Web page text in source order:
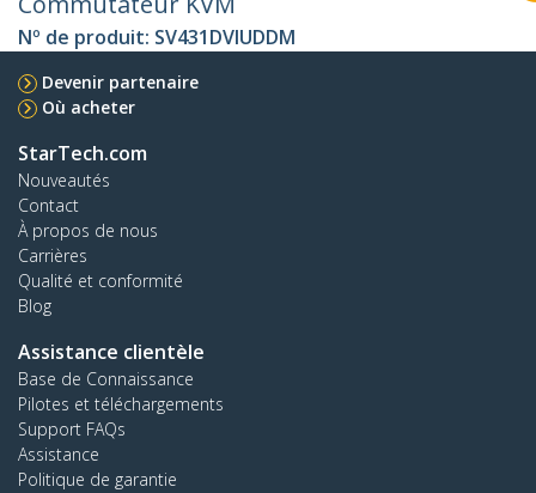
Nº de produit: SV431DVIUDDM
Devenir partenaire
Où acheter
StarTech.com
Nouveautés
Contact
À propos de nous
Carrières
Qualité et conformité
Blog
Assistance clientèle
Base de Connaissance
Pilotes et téléchargements
Support FAQs
Assistance
Politique de garantie